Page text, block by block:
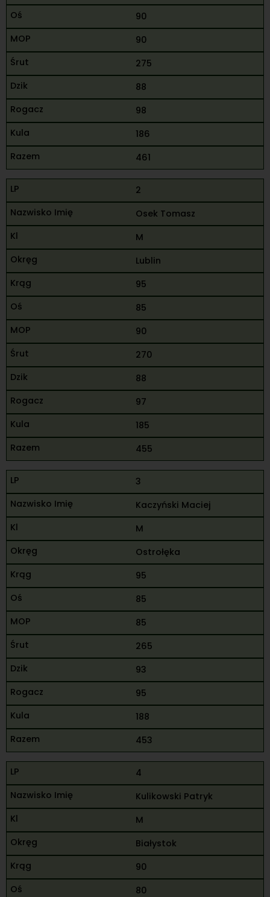
90
90
275
88
98
186
461
2
Osek Tomasz
M
Lublin
95
85
90
270
88
97
185
455
3
Kaczyński Maciej
M
Ostrołęka
95
85
85
265
93
95
188
453
4
Kulikowski Patryk
M
Białystok
90
80